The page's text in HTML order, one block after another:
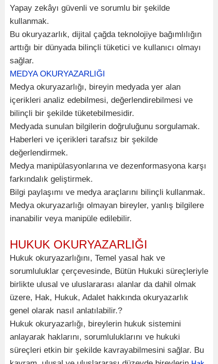
Yapay zekâyı güvenli ve sorumlu bir şekilde
kullanmak.
Bu okuryazarlık, dijital çağda teknolojiye bağımlılığın
arttığı bir dünyada bilinçli tüketici ve kullanıcı olmayı
sağlar.
MEDYA OKURYAZARLIĞI
Medya okuryazarlığı, bireyin medyada yer alan
içerikleri analiz edebilmesi, değerlendirebilmesi ve
bilinçli bir şekilde tüketebilmesidir.
Medyada sunulan bilgilerin doğruluğunu sorgulamak.
Haberleri ve içerikleri tarafsız bir şekilde
değerlendirmek.
Medya manipülasyonlarına ve dezenformasyona karşı
farkındalık geliştirmek.
Bilgi paylaşımı ve medya araçlarını bilinçli kullanmak.
Medya okuryazarlığı olmayan bireyler, yanlış bilgilere
inanabilir veya manipüle edilebilir.
HUKUK OKURYAZARLIĞI
Hukuk okuryazarlığını, Temel yasal hak ve
sorumluluklar çerçevesinde, Bütün Hukuki süreçleriyle
birlikte ulusal ve uluslararası alanlar da dahil olmak
üzere, Hak, Hukuk, Adalet hakkında okuryazarlık
genel olarak nasıl anlatılabilir.?
Hukuk okuryazarlığı, bireylerin hukuk sistemini
anlayarak haklarını, sorumluluklarını ve hukuki
süreçleri etkin bir şekilde kavrayabilmesini sağlar. Bu